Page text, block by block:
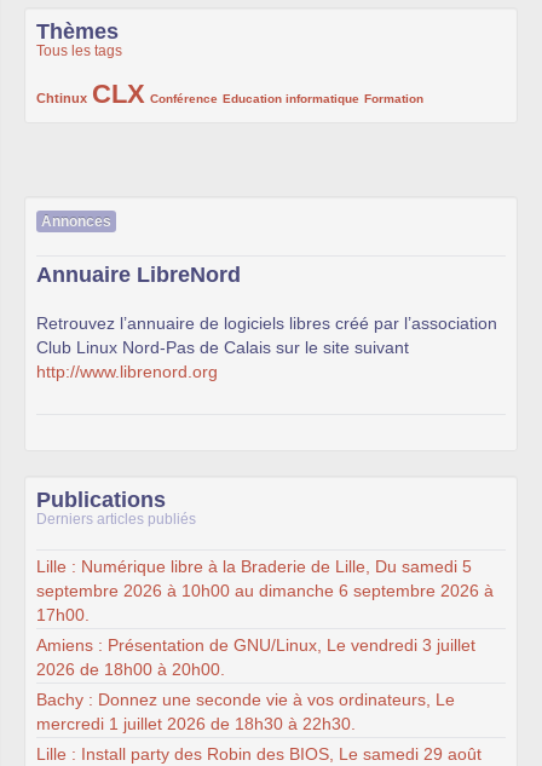
Thèmes
Tous les tags
Chtinux
222/1002CLX
1002/1002 Conférence
132/1002 Education informatique
119/1002 Formation
168/1002
Annonces
Annuaire LibreNord
Retrouvez l’annuaire de logiciels libres créé par l’association
Club Linux Nord-Pas de Calais sur le site suivant
http://www.librenord.org
Publications
Derniers articles publiés
Lille : Numérique libre à la Braderie de Lille, Du samedi 5
septembre 2026 à 10h00 au dimanche 6 septembre 2026 à
17h00.
Amiens : Présentation de GNU/Linux, Le vendredi 3 juillet
2026 de 18h00 à 20h00.
Bachy : Donnez une seconde vie à vos ordinateurs, Le
mercredi 1 juillet 2026 de 18h30 à 22h30.
Lille : Install party des Robin des BIOS, Le samedi 29 août